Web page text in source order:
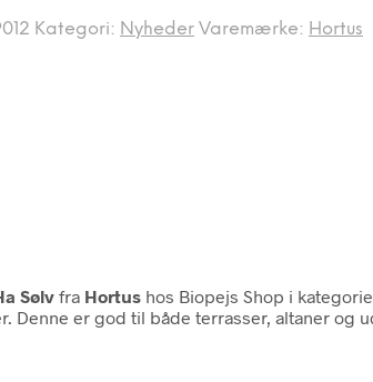
Kategori: Nyheder Varemærke: Hortus
Sølv fra Hortus hos Biopejs Shop i
Denne er god til både terrasser, altaner og